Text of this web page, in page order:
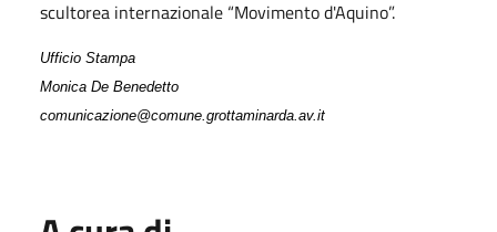
scultorea internazionale “Movimento d'Aquino”.
Ufficio Stampa
Monica De Benedetto
comunicazione@comune.grottaminarda.av.it